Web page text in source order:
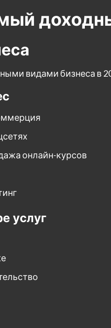
видами бизнеса в
онлайн-курсов
услуг